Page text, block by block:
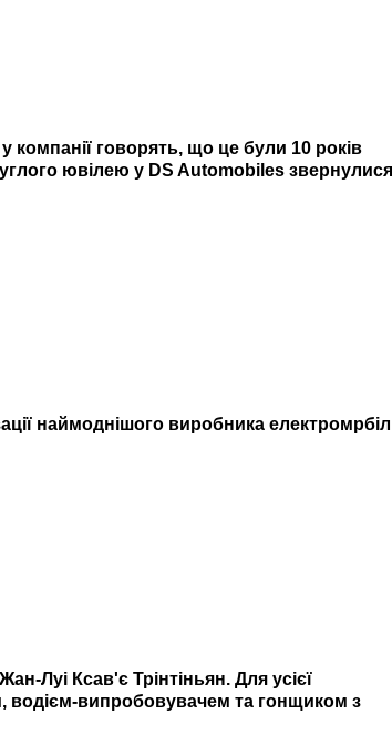
компанії говорять, що це були 10 років
ювілею у DS Automobiles
наймоднішого виробника
Луі Ксав'є Трінтіньян. Для усієї
водієм-випробовувачем та гонщиком з